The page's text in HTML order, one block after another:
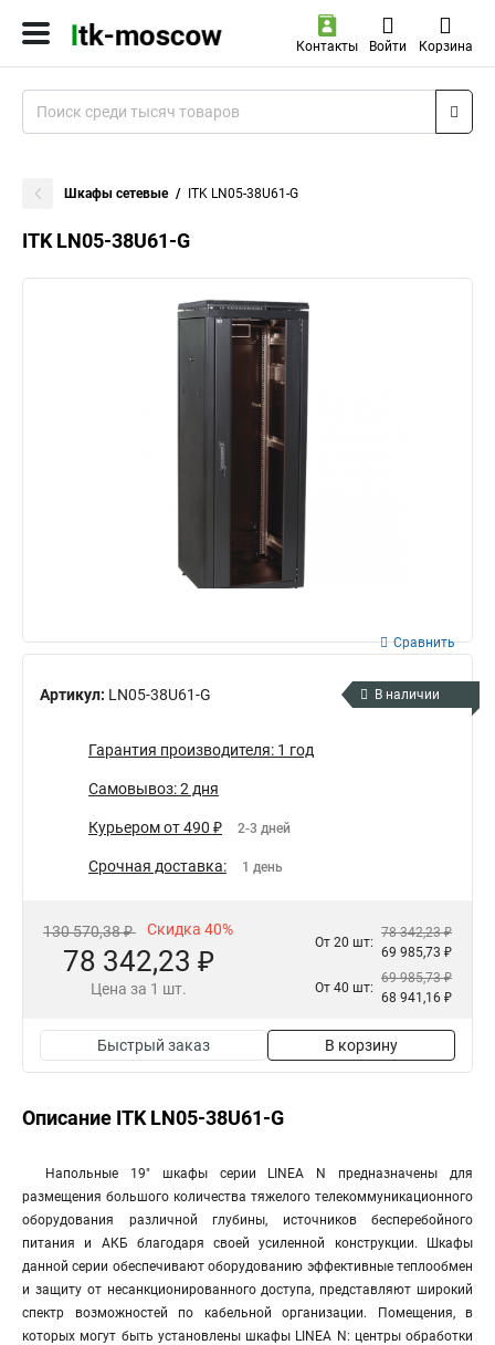
Контакты Войти Корзина
Шкафы сетевые ITK LN05-38U61-G
ITK LN05-38U61-G
Артикул: LN05-38U61-G
Сравнить
В наличии
Гарантия производителя: 1 год
Самовывоз: 2 дня
Курьером от 490 ₽ 2-3 дней
Срочная доставка: 1 день
130 570,38 ₽ Скидка 40%
78 342,23 ₽
Цена за 1 шт.
От 20 шт:
78 342,23 ₽
69 985,73 ₽
От 40 шт:
69 985,73 ₽
68 941,16 ₽
Быстрый заказ В корзину
Описание ITK LN05-38U61-G
Напольные 19" шкафы серии LINEA N предназначены для
размещения большого количества тяжелого телекоммуникационного
оборудования различной глубины, источников бесперебойного
питания и АКБ благодаря своей усиленной конструкции. Шкафы
данной серии обеспечивают оборудованию эффективные теплообмен
и защиту от несанкционированного доступа, представляют широкий
спектр возможностей по кабельной организации. Помещения, в
которых могут быть установлены шкафы LINEA N: центры обработки